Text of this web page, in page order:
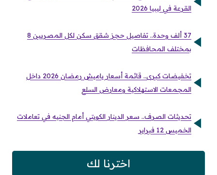
القرعة في ليبيا 2026
37 ألف وحدة.. تفاصيل حجز شقق سكن لكل المصريين 8
بمختلف المحافظات
تخفيضات كبرى.. قائمة أسعار ياميش رمضان 2026 داخل
المجمعات الاستهلاكية ومعارض السلع
تحديثات الصرف.. سعر الدينار الكويتي أمام الجنيه في تعاملات
الخميس 12 فبراير
اخترنا لك